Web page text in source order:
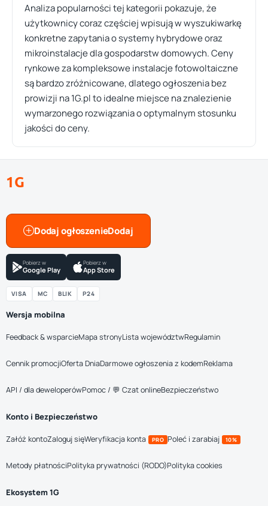
Analiza popularności tej kategorii pokazuje, że
użytkownicy coraz częściej wpisują w wyszukiwarkę
konkretne zapytania o systemy hybrydowe oraz
mikroinstalacje dla gospodarstw domowych. Ceny
rynkowe za kompleksowe instalacje fotowoltaiczne
są bardzo zróżnicowane, dlatego ogłoszenia bez
prowizji na 1G.pl to idealne miejsce na znalezienie
wymarzonego rozwiązania o optymalnym stosunku
jakości do ceny.
1G
Dodaj ogłoszenie
Pobierz w
Google Play
Pobierz w
App Store
VISA MC BLIK P24
Wersja mobilna
Feedback & wsparcieMapa stronyLista województwRegulamin
Cennik promocjiOferta DniaDarmowe ogłoszenia z kodemReklama
API / dla deweloperówPomoc / 💬 Czat onlineBezpieczeństwo
Konto i Bezpieczeństwo
Załóż kontoZaloguj sięWeryfikacja konta PRO Poleć i zarabiaj 10%
Metody płatnościPolityka prywatności (RODO)Polityka cookies
Ekosystem 1G